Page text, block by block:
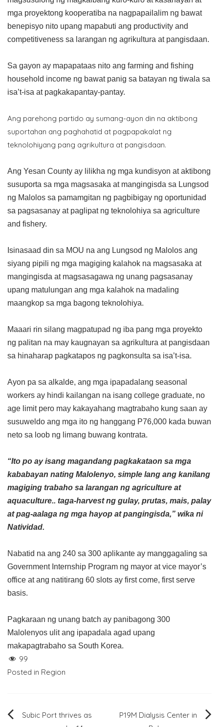
mga proyektong kooperatiba na nagpapailalim ng bawat
benepisyo nito upang mapabuti ang productivity and
competitiveness sa larangan ng agrikultura at pangisdaan.
Sa gayon ay mapapataas nito ang farming and fishing
household income ng bawat panig sa batayan ng tiwala sa
isa’t-isa at pagkakapantay-pantay.
Ang parehong partido ay sumang-ayon din na aktibong
suportahan ang paghahatid at pagpapakalat ng
teknolohiyang pang agrikultura at pangisdaan.
Ang Yesan County ay lilikha ng mga kundisyon at aktibong
susuporta sa mga magsasaka at mangingisda sa Lungsod
ng Malolos sa pamamgitan ng pagbibigay ng oportunidad
sa pagsasanay at paglipat ng teknolohiya sa agriculture
and fishery.
Isinasaad din sa MOU na ang Lungsod ng Malolos ang
siyang pipili ng mga magiging kalahok na magsasaka at
mangingisda at magsasagawa ng unang pagsasanay
upang matulungan ang mga kalahok na madaling
maangkop sa mga bagong teknolohiya.
Maaari rin silang magpatupad ng iba pang mga proyekto
ng palitan na may kaugnayan sa agrikultura at pangisdaan
sa hinaharap pagkatapos ng pagkonsulta sa isa’t-isa.
Ayon pa sa alkalde, ang mga ipapadalang seasonal
workers ay hindi kailangan na isang college graduate, no
age limit pero may kakayahang magtrabaho kung saan ay
susuweldo ang mga ito ng hanggang P76,000 kada buwan
neto sa loob ng limang buwang kontrata.
“Ito po ay isang magandang pagkakataon sa mga
kababayan nating Malolenyo, simple lang ang kanilang
magiging trabaho sa larangan ng agriculture at
aquaculture.. taga-harvest ng gulay, prutas, mais, palay
at pag-aalaga ng mga hayop at pangingisda,” wika ni
Natividad.
Nabatid na ang 240 sa 300 aplikante ay manggagaling sa
Government Internship Program ng mayor at vice mayor’s
office at ang natitirang 60 slots ay first come, first serve
basis.
Pagkaraan ng unang batch ay panibagong 300
Malolenyos ulit ang ipapadala agad upang
makapagtrabaho sa South Korea.
99
Posted in Region
PostSubic Port thrives as
P19M Dialysis Center in